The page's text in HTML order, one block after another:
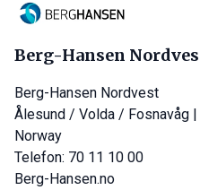
Berg-Hansen
Berg-Hansen Nordvest
Ålesund / Volda / Fosnavåg
Norway
Telefon: 70 11 10 00
Berg-Hansen.no